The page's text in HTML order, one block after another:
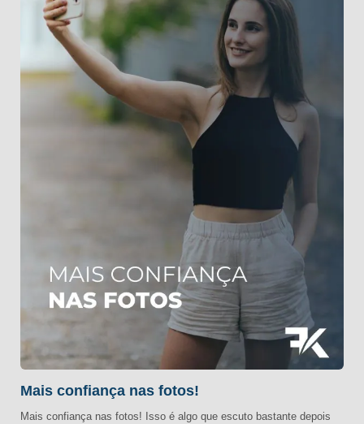
Mais confiança nas fotos!
Mais confiança nas fotos! Isso é algo que escuto bastante depois